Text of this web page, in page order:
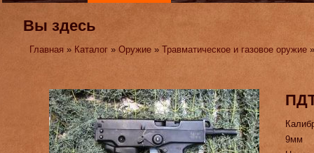
Вы здесь
Главная » Каталог »Оружие »Травматическое и газовое оружие
9мм